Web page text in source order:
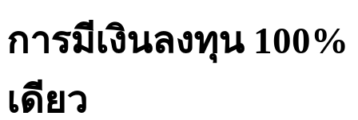
การมีเงินลงทุน
เดียว